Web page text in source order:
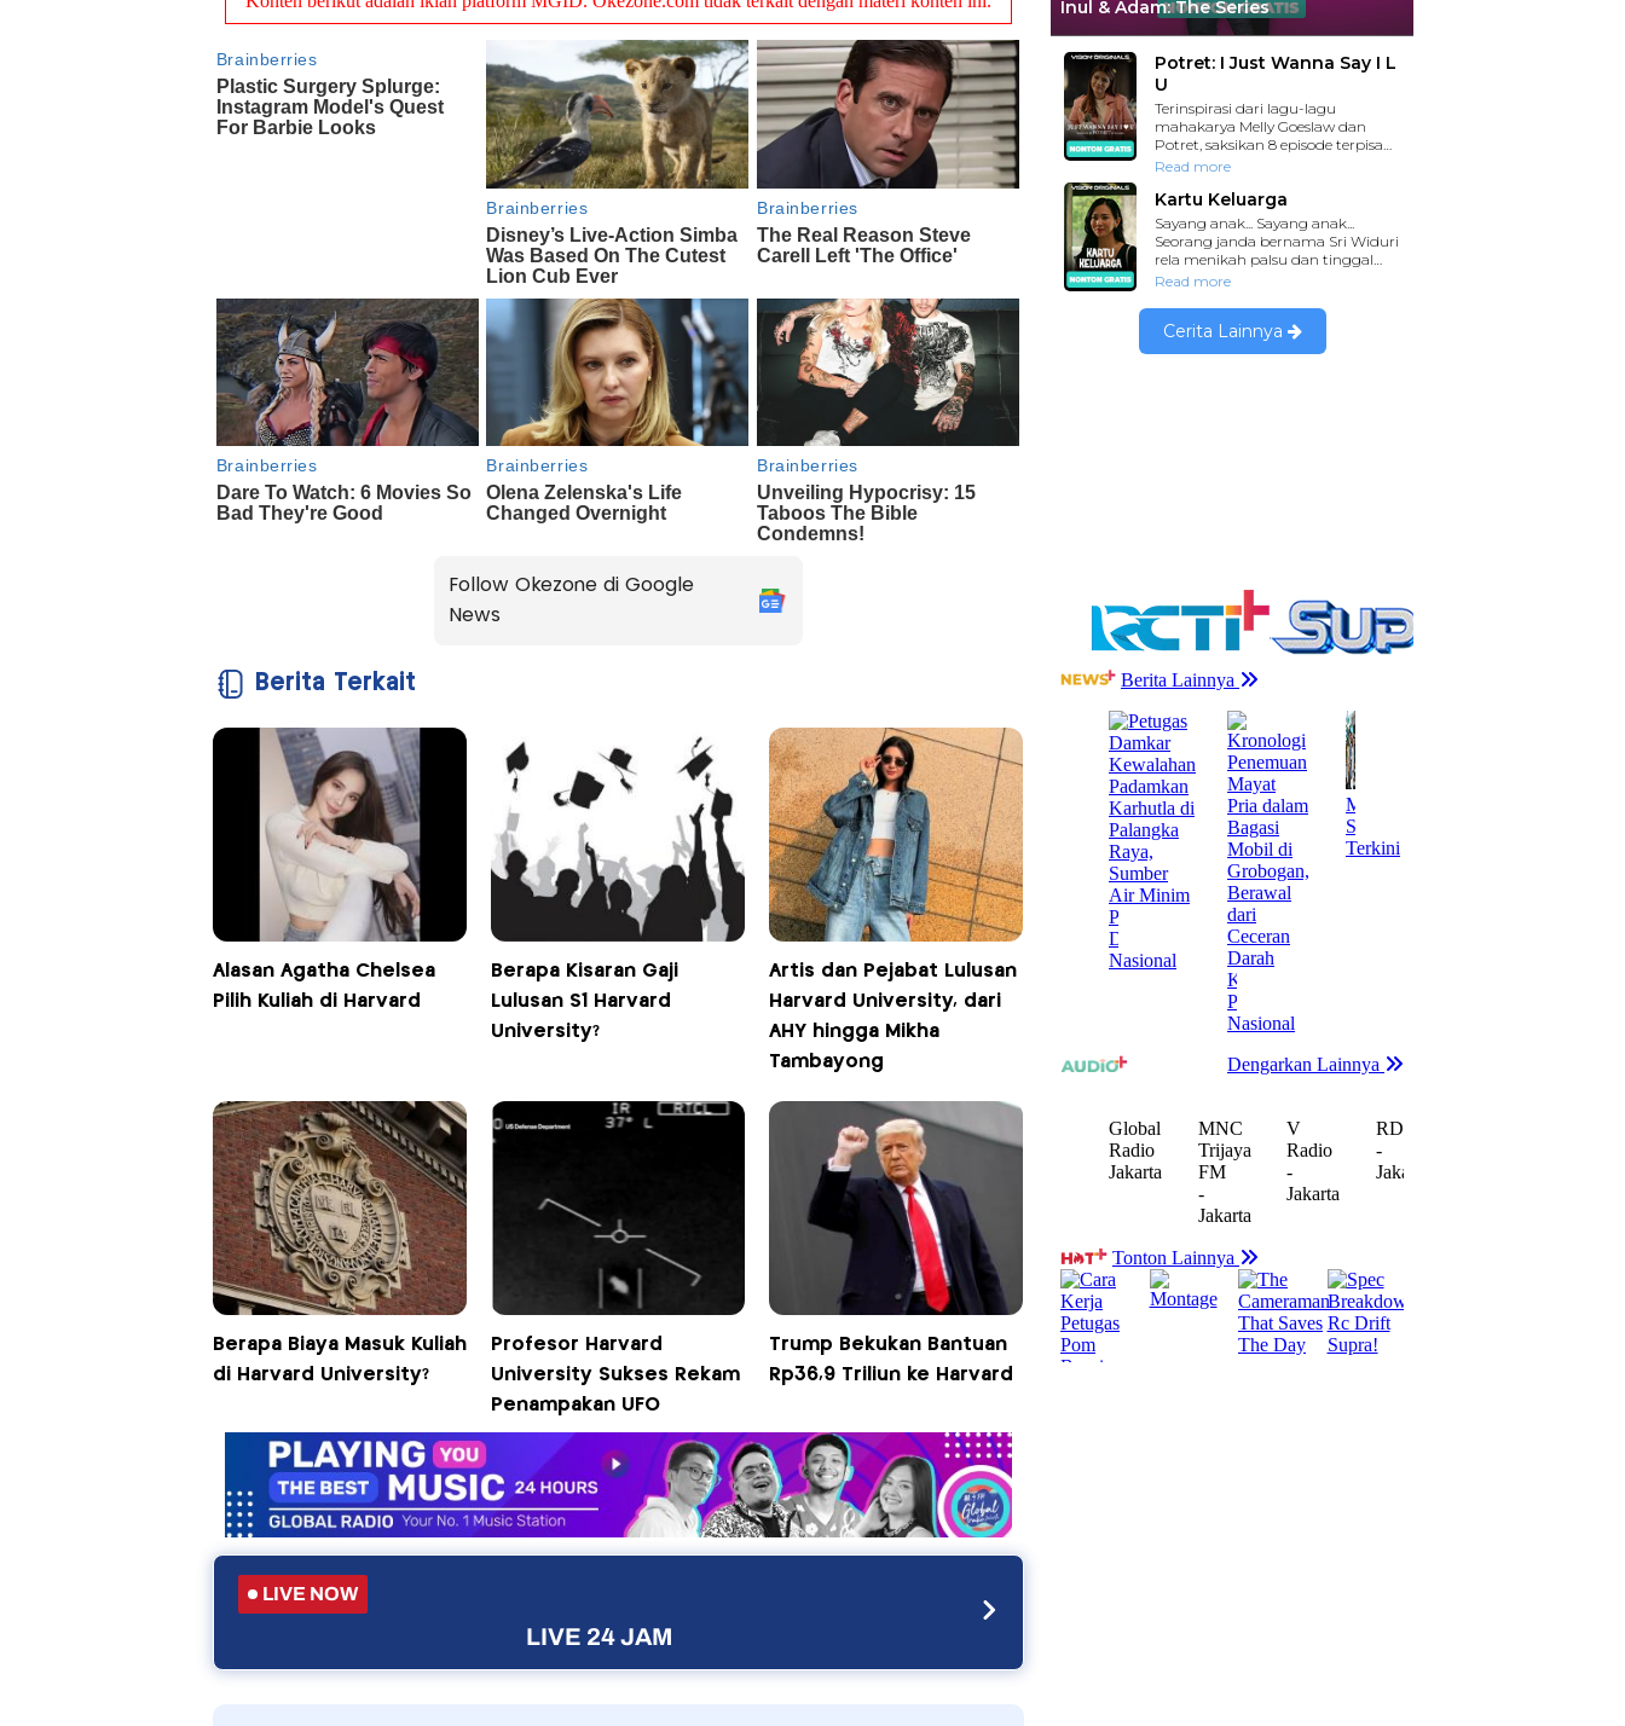
Follow Okezone di Google
News
Berita Terkait
Alasan Agatha Chelsea
Pilih Kuliah di Harvard
Berapa Kisaran Gaji
Lulusan S1 Harvard
University?
Artis dan Pejabat Lulusan
Harvard University, dari
AHY hingga Mikha
Tambayong
Berapa Biaya Masuk Kuliah
di Harvard University?
Profesor Harvard
University Sukses Rekam
Penampakan UFO
Trump Bekukan Bantuan
Rp36,9 Triliun ke Harvard
LIVE NOW
LIVE 24 JAM